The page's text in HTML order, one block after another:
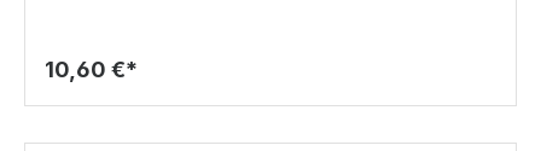
10,60 €*